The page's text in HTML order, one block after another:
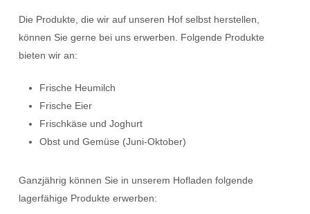
Die Produkte, die wir auf unseren Hof selbst herstellen,
können Sie gerne bei uns erwerben. Folgende Produkte
bieten wir an:
Frische Heumilch
Frische Eier
Frischkäse und Joghurt
Obst und Gemüse (Juni-Oktober)
Ganzjährig können Sie in unserem Hofladen folgende
lagerfähige Produkte erwerben: